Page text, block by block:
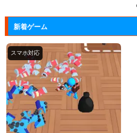
新着ゲーム